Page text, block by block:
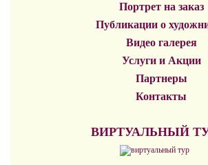
Портрет на заказ
Публикации о
Видео галерея
Услуги и Акции
Партнеры
Контакты
ВИРТУАЛЬНЫЙ